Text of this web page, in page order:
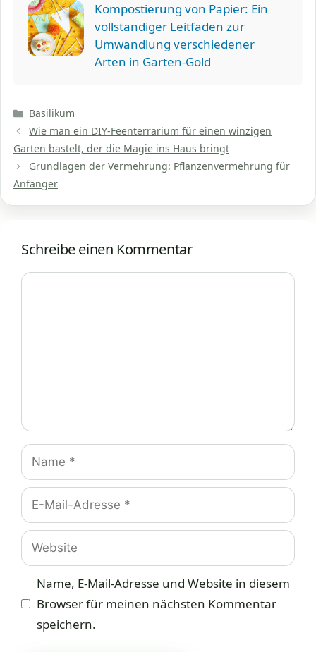
Kompostierung von Papier: Ein
vollständiger Leitfaden zur
Umwandlung verschiedener
Arten in Garten-Gold
Kategorien
Basilikum
Wie man ein DIY-Feenterrarium für einen winzigen
Garten bastelt, der die Magie ins Haus bringt
Grundlagen der Vermehrung: Pflanzenvermehrung für
Anfänger
Schreibe einen Kommentar
Kommentar
Name
E-
Mail-
Adresse
Website
Name, E-Mail-Adresse und Website in diesem
Browser für meinen nächsten Kommentar
speichern.